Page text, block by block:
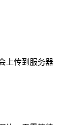
上传到服务器